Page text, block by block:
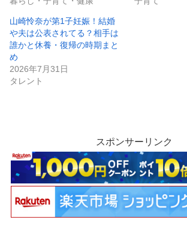
山崎怜奈が第1子妊娠！結婚
や夫は公表されてる？相手は
誰かと休養・復帰の時期まと
め
2026年7月31日
タレント
スポンサーリンク